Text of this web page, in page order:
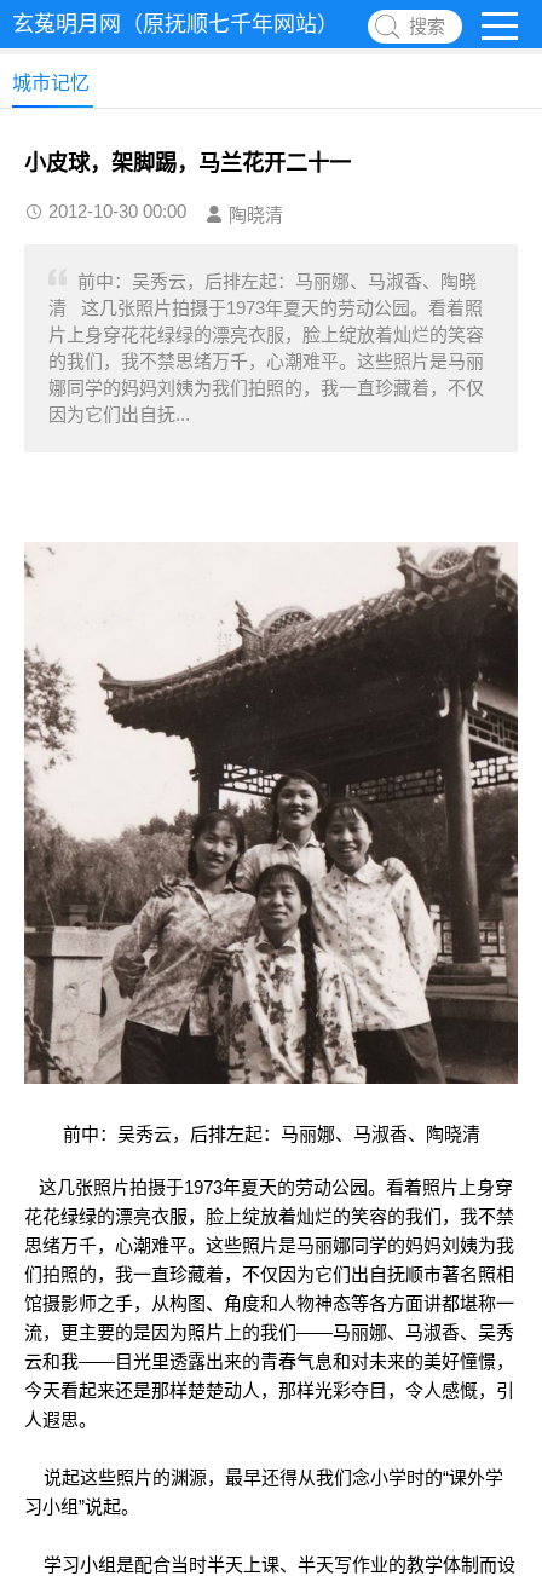
玄菟明月网（原抚顺七千年网站） 搜索
城市记忆
小皮球，架脚踢，马兰花开二十一
2012-10-30 00:00 陶晓清
前中：吴秀云，后排左起：马丽娜、马淑香、陶晓
清 这几张照片拍摄于1973年夏天的劳动公园。看着照
片上身穿花花绿绿的漂亮衣服，脸上绽放着灿烂的笑容
的我们，我不禁思绪万千，心潮难平。这些照片是马丽
娜同学的妈妈刘姨为我们拍照的，我一直珍藏着，不仅
因为它们出自抚...
前中：吴秀云，后排左起：马丽娜、马淑香、陶晓清
这几张照片拍摄于1973年夏天的劳动公园。看着照片上身穿
花花绿绿的漂亮衣服，脸上绽放着灿烂的笑容的我们，我不禁
思绪万千，心潮难平。这些照片是马丽娜同学的妈妈刘姨为我
们拍照的，我一直珍藏着，不仅因为它们出自抚顺市著名照相
馆摄影师之手，从构图、角度和人物神态等各方面讲都堪称一
流，更主要的是因为照片上的我们——马丽娜、马淑香、吴秀
云和我——目光里透露出来的青春气息和对未来的美好憧憬，
今天看起来还是那样楚楚动人，那样光彩夺目，令人感慨，引
人遐思。
说起这些照片的渊源，最早还得从我们念小学时的“课外学
习小组”说起。
学习小组是配合当时半天上课、半天写作业的教学体制而设